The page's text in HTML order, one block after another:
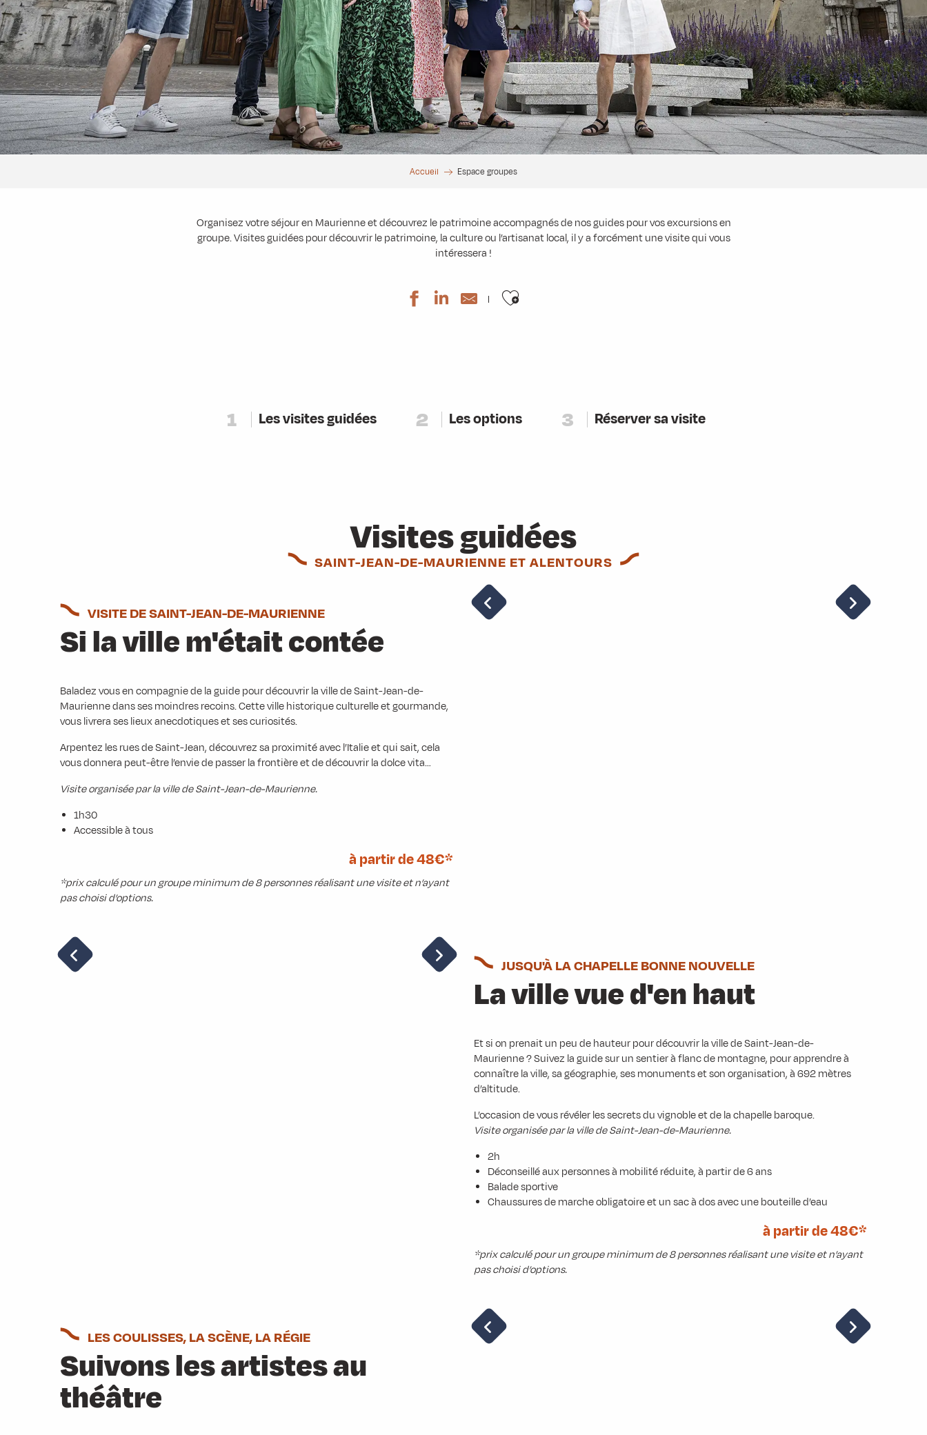
Accueil Espace groupes
Organisez votre séjour en Maurienne et découvrez le patrimoine accompagnés de nos guides pour vos excursions en
groupe. Visites guidées pour découvrir le patrimoine, la culture ou l’artisanat local, il y a forcément une visite qui vous
intéressera !
Ajouter aux favoris
1 Les visites guidées 2 Les options 3 Réserver sa visite
Visites guidées
SAINT-JEAN-DE-MAURIENNE ET ALENTOURS
VISITE DE SAINT-JEAN-DE-MAURIENNE
Si la ville m'était contée
Baladez vous en compagnie de la guide pour découvrir la ville de Saint-Jean-de-
Maurienne dans ses moindres recoins. Cette ville historique culturelle et gourmande,
vous livrera ses lieux anecdotiques et ses curiosités.
Arpentez les rues de Saint-Jean, découvrez sa proximité avec l’Italie et qui sait, cela
vous donnera peut-être l’envie de passer la frontière et de découvrir la dolce vita…
Visite organisée par la ville de Saint-Jean-de-Maurienne.
1h30
Accessible à tous
à partir de 48€*
*prix calculé pour un groupe minimum de 8 personnes réalisant une visite et n’ayant
pas choisi d’options.
JUSQU'À LA CHAPELLE BONNE NOUVELLE
La ville vue d'en haut
Et si on prenait un peu de hauteur pour découvrir la ville de Saint-Jean-de-
Maurienne ? Suivez la guide sur un sentier à flanc de montagne, pour apprendre à
connaître la ville, sa géographie, ses monuments et son organisation, à 692 mètres
d’altitude.
L’occasion de vous révéler les secrets du vignoble et de la chapelle baroque.
Visite organisée par la ville de Saint-Jean-de-Maurienne.
2h
Déconseillé aux personnes à mobilité réduite, à partir de 6 ans
Balade sportive
Chaussures de marche obligatoire et un sac à dos avec une bouteille d’eau
à partir de 48€*
*prix calculé pour un groupe minimum de 8 personnes réalisant une visite et n’ayant
pas choisi d’options.
LES COULISSES, LA SCÈNE, LA RÉGIE
Suivons les artistes au
théâtre